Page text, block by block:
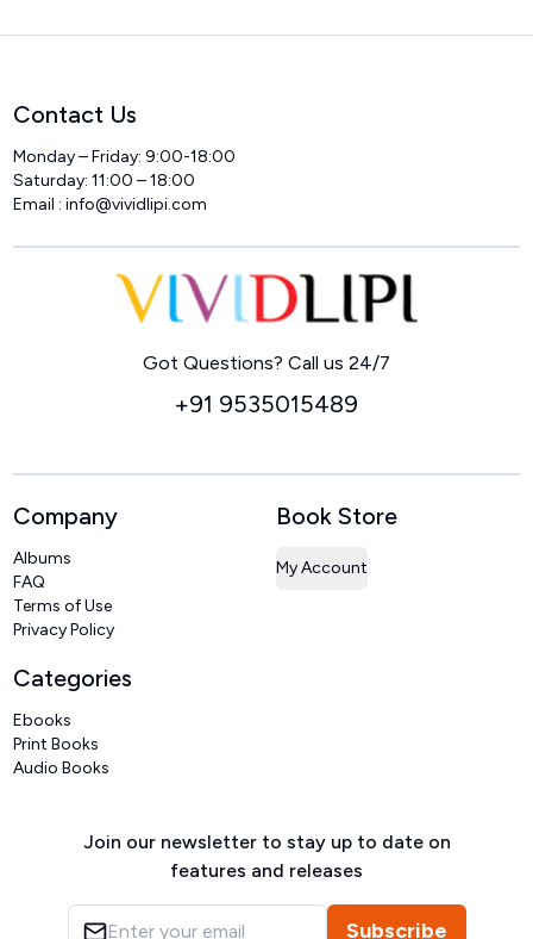
Contact Us
Monday – Friday: 9:00-18:00
Saturday: 11:00 – 18:00
Email : info@vividlipi.com
Got Questions? Call us 24/7
+91 9535015489
Company
Albums
FAQ
Terms of Use
Privacy Policy
Book Store
My Account
Categories
Ebooks
Print Books
Audio Books
Join our newsletter to stay up to date on
features and releases
Subscribe